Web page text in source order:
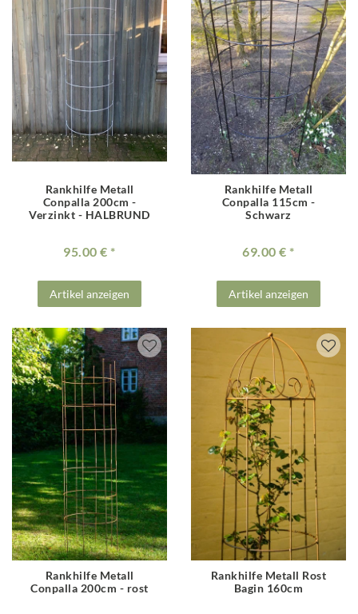
Rankhilfe Metall
Conpalla 200cm -
Verzinkt - HALBRUND
95.00 €
Artikel anzeigen
Rankhilfe Metall
Conpalla 115cm -
Schwarz
69.00 €
Artikel anzeigen
Rankhilfe Metall
Conpalla 200cm - rost
Rankhilfe Metall Rost
Bagin 160cm